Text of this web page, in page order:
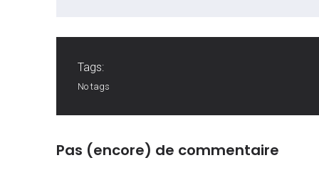
Tags:
No tags
Pas (encore) de commentaire